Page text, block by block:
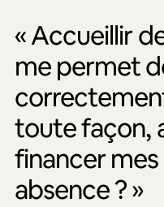
« Accueillir
me permet
toute façon,
financer
absence ? »